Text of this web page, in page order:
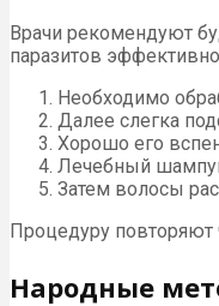
Врачи рекомендуют
паразитов
Необходимо
Далее слегка
Хорошо его
Лечебный
Затем волосы
Процедуру повторяют
Народные